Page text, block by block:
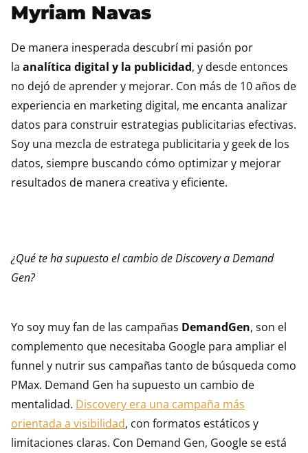
Myriam Navas
De manera inesperada descubrí mi pasión por
la analítica digital y la publicidad, y desde entonces
no dejó de aprender y mejorar. Con más de 10 años de
experiencia en marketing digital, me encanta analizar
datos para construir estrategias publicitarias efectivas.
Soy una mezcla de estratega publicitaria y geek de los
datos, siempre buscando cómo optimizar y mejorar
resultados de manera creativa y eficiente.
¿Qué te ha supuesto el cambio de Discovery a Demand
Gen?
Yo soy muy fan de las campañas DemandGen, son el
complemento que necesitaba Google para ampliar el
funnel y nutrir sus campañas tanto de búsqueda como
PMax. Demand Gen ha supuesto un cambio de
mentalidad. Discovery era una campaña más
orientada a visibilidad, con formatos estáticos y
limitaciones claras. Con Demand Gen, Google se está